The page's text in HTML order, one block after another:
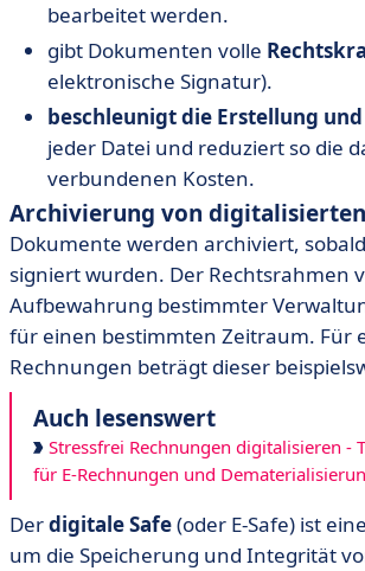
bearbeitet werden.
gibt Dokumenten volle
elektronische Signatur).
beschleunigt die Erstellung
jeder Datei und reduziert so die
verbundenen Kosten.
Archivierung von
Dokumente werden archiviert,
signiert wurden. Der Rechtsrahmen
Aufbewahrung bestimmter
für einen bestimmten Zeitraum. Für
Rechnungen beträgt dieser
Auch lesenswert
Stressfrei Rechnungen digitalisieren -
für E-Rechnungen und
Derdigitale Safe(oder E-Safe) ist
um die Speicherung und Integrität